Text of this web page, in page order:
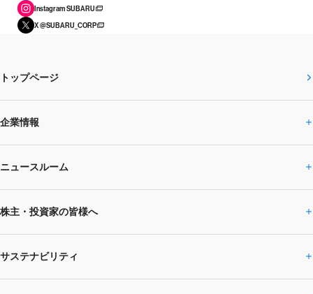
Instagram SUBARU
X @SUBARU_CORP
トップページ
企業情報
企業情報トップ
SUBARUのありたい姿
SUBARU 2025方針
ニュースルーム
ニュースルームトップ
ニュースリリース
株主・投資家の皆様へ
株主・投資家の皆様へトップ
サステナビリティ